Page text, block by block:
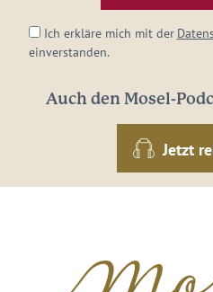
Ich erkläre mich mit der
einverstanden.
Auch den Mosel-
Jetzt